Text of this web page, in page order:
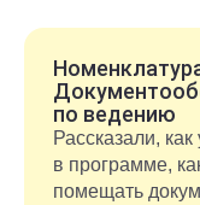
по ведению
Рассказали,
в программе,
помещать